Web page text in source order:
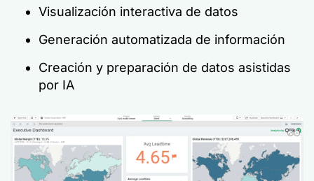
Visualización interactiva de datos
Generación automatizada de información
Creación y preparación de datos asistidas
por IA